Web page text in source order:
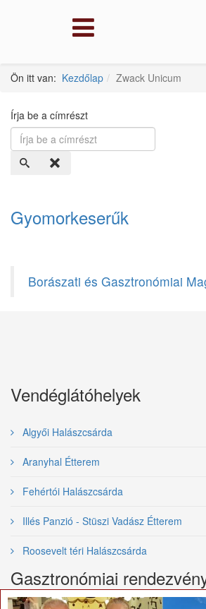
Ön itt van: Kezdőlap Zwack Unicum
Írja be a címrészt
Gyomorkeserűk
Borászati és Gasztronómiai
Vendéglátóhelyek
Algyői Halászcsárda
Aranyhal Étterem
Fehértói Halászcsárda
Illés Panzió - Stüszi Vadász Étterem
Roosevelt téri Halászcsárda
Gasztronómiai